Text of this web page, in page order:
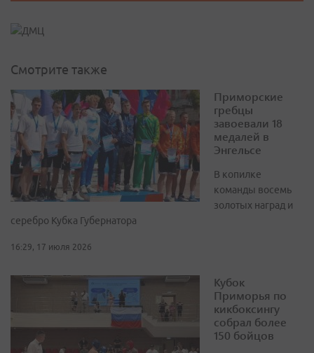
Смотрите также
Приморские
гребцы
завоевали 18
медалей в
Энгельсе
В копилке
команды восемь
золотых наград и
серебро Кубка Губернатора
16:29, 17 июля 2026
Кубок
Приморья по
кикбоксингу
собрал более
150 бойцов